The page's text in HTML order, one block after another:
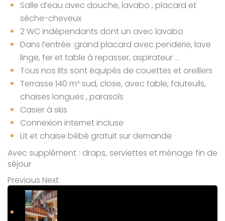
Salle d’eau avec douche, lavabo , placard et
sèche-cheveux
2 WC indépendants dont un avec lavabo
Dans l’entrée :grand placard avec penderie, lave
linge, fer et table à repasser, aspirateur ...
Tous nos lits sont équipés de couettes et oreillers
Terrasse 140 m² sud, close, avec table, fauteuils,
chaises longues , parasols
Casier à skis
Connexion internet incluse
Lit et chaise bébé gratuit sur demande
Avec supplément : draps, serviettes et ménage fin de
séjour
Previous Next